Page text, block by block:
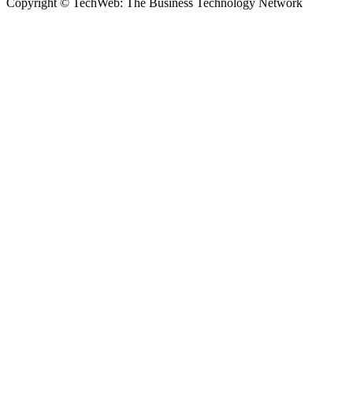
Copyright © TechWeb: The Business Technology Network